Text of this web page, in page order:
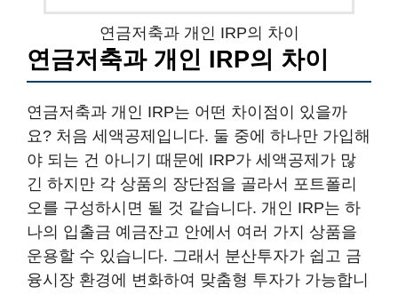
연금저축과 개인 IRP의 차이
연금저축과 개인 IRP의 차이
연금저축과 개인 IRP는 어떤 차이점이 있을까
요? 처음 세액공제입니다. 둘 중에 하나만 가입해
야 되는 건 아니기 때문에 IRP가 세액공제가 많
긴 하지만 각 상품의 장단점을 골라서 포트폴리
오를 구성하시면 될 것 같습니다. 개인 IRP는 하
나의 입출금 예금잔고 안에서 여러 가지 상품을
운용할 수 있습니다. 그래서 분산투자가 쉽고 금
융시장 환경에 변화하여 맞춤형 투자가 가능합니